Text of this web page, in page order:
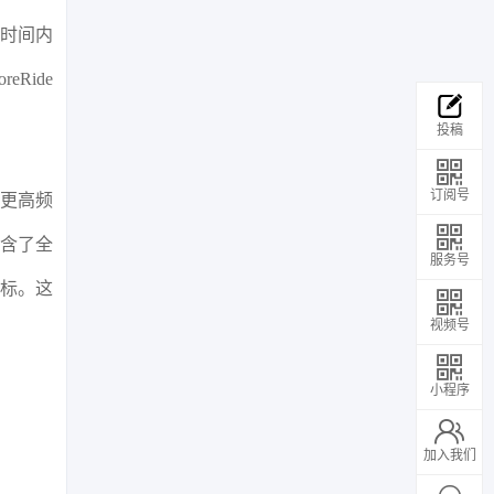
间内
高频
了全
。这
投稿
订阅号
服务号
视频号
小程序
加入我们